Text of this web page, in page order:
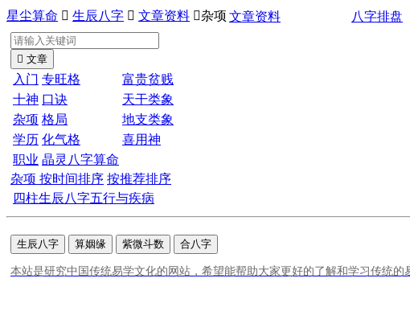
星尘算命  生辰八字  文章资料 杂项 文章资料 八字排盘
 文章
入门 专旺格
富贵贫贱
十神 口诀
天干类象
杂项 格局
地支类象
学历 化气格
喜用神
职业 晶灵八字算命
杂项 按时间排序 按推荐排序
四柱生辰八字五行与疾病
生辰八字 算姻缘 紫微斗数 合八字
本站是研究中国传统易学文化的网站，希望能帮助大家更好的了解和学习传统的